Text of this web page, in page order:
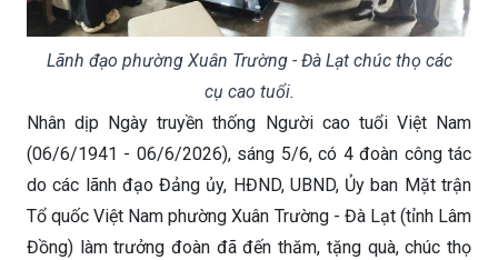
Lãnh đạo phường Xuân Trường - Đà Lạt chúc thọ các
cụ cao tuổi.
Nhân dịp Ngày truyền thống Người cao tuổi Việt Nam
(06/6/1941 - 06/6/2026), sáng 5/6, có 4 đoàn công tác
do các lãnh đạo Đảng ủy, HĐND, UBND, Ủy ban Mặt trận
Tổ quốc Việt Nam phường Xuân Trường - Đà Lạt (tỉnh Lâm
Đồng) làm trưởng đoàn đã đến thăm, tặng quà, chúc thọ